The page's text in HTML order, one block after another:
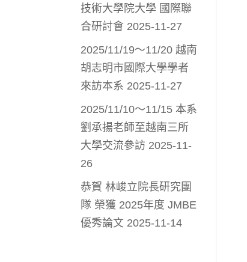
技術大學院大學 國際聯
合研討會 2025-11-27
2025/11/19～11/20 越南
胡志明市國際大學學者
來訪本系 2025-11-27
2025/11/10～11/15 本系
劉承揚老師至越南三所
大學交流參訪 2025-11-
26
恭賀 林峻立院長研究團
隊 榮獲 2025年度 JMBE
優秀論文 2025-11-14